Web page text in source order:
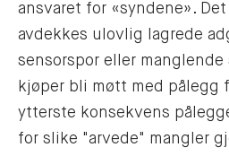
ansvaret for «syndene».
avdekkes ulovlig lagrede
sensorspor eller manglende
kjøper bli møtt med pålegg
ytterste konsekvens
for slike "arvede" mangler